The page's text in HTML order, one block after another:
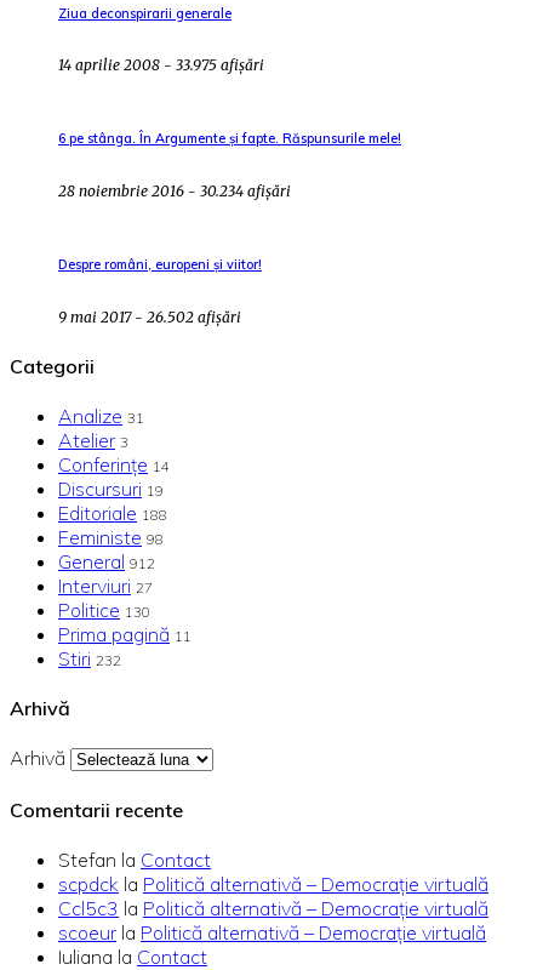
Ziua deconspirarii generale
14 aprilie 2008 - 33.975 afișări
6 pe stânga. În Argumente și fapte. Răspunsurile mele!
28 noiembrie 2016 - 30.234 afișări
Despre români, europeni și viitor!
9 mai 2017 - 26.502 afișări
Categorii
Analize 31
Atelier 3
Conferințe 14
Discursuri 19
Editoriale 188
Feministe 98
General 912
Interviuri 27
Politice 130
Prima pagină 11
Stiri 232
Arhivă
Arhivă
Comentarii recente
Stefan la Contact
scpdck la Politică alternativă – Democraţie virtuală
Ccl5c3 la Politică alternativă – Democraţie virtuală
scoeur la Politică alternativă – Democraţie virtuală
Iuliana la Contact